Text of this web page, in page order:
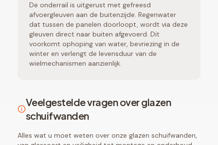
De onderrail is uitgerust met gefreesd
afvoergleuven aan de buitenzijde. Regenwater
dat tussen de panelen doorloopt, wordt via deze
gleuven direct naar buiten afgevoerd. Dit
voorkomt ophoping van water, bevriezing in de
winter en verlengt de levensduur van de
wielmechanismen aanzienlijk.
Veelgestelde vragen over glazen
schuifwanden
Alles wat u moet weten over onze glazen schuifwanden,